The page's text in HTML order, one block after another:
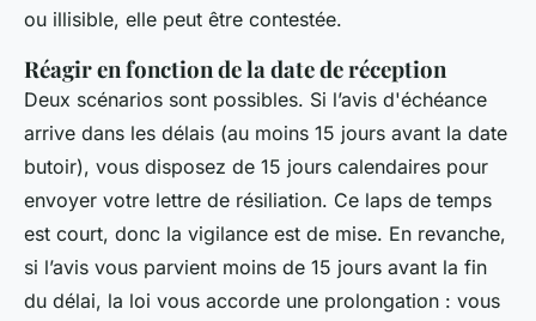
ou illisible, elle peut être contestée.
Réagir en fonction de la date de réception
Deux scénarios sont possibles. Si l’avis d'échéance
arrive dans les délais (au moins 15 jours avant la date
butoir), vous disposez de 15 jours calendaires pour
envoyer votre lettre de résiliation. Ce laps de temps
est court, donc la vigilance est de mise. En revanche,
si l’avis vous parvient moins de 15 jours avant la fin
du délai, la loi vous accorde une prolongation : vous